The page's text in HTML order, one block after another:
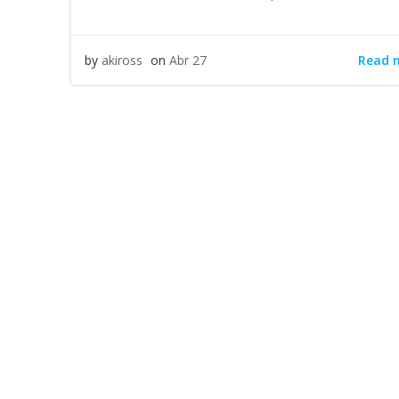
by akiross on Abr 27 Read